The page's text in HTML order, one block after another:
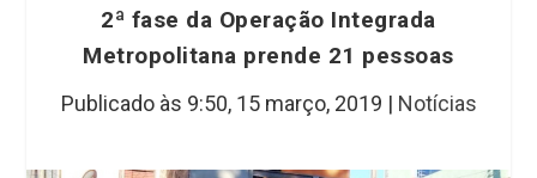
2ª fase da Operação Integrada
Metropolitana prende 21 pessoas
Publicado às 9:50, 15 março, 2019 | Notícias